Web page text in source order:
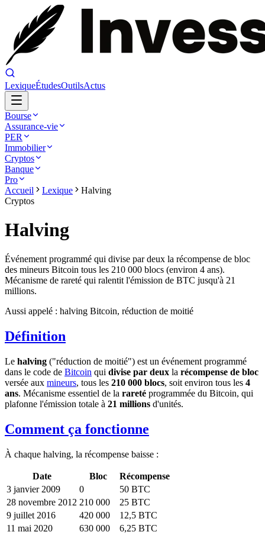
LexiqueÉtudesOutilsActus
Bourse
Assurance-vie
PER
Immobilier
Cryptos
Banque
Pro
Accueil
Lexique
Halving
Cryptos
Halving
Événement programmé qui divise par deux la récompense de bloc
des mineurs Bitcoin tous les 210 000 blocs (environ 4 ans).
Mécanisme de rareté qui ralentit l'émission de BTC jusqu'à 21
millions.
Aussi appelé : halving Bitcoin, réduction de moitié
Définition
Le halving ("réduction de moitié") est un événement programmé
dans le code de Bitcoin qui divise par deux la récompense de bloc
versée aux mineurs, tous les 210 000 blocs, soit environ tous les 4
ans. Mécanisme essentiel de la rareté programmée du Bitcoin, qui
plafonne l'émission totale à 21 millions d'unités.
Comment ça fonctionne
À chaque halving, la récompense baisse :
Date Bloc
Récompense
3 janvier 2009
0
50 BTC
28 novembre 2012 210 000
25 BTC
9 juillet 2016
420 000
12,5 BTC
11 mai 2020
630 000
6,25 BTC